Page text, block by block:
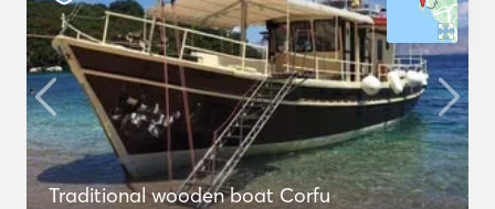
Traditional wooden boat Corfu